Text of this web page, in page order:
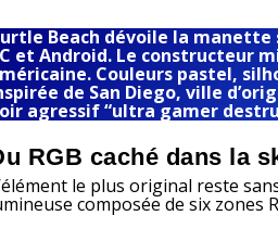
Beach dévoile la manette
et Android. Le constructeur
Couleurs pastel,
de San Diego, ville
agressif “ultra gamer
RGB caché dans la
le plus original reste
composée de six zones